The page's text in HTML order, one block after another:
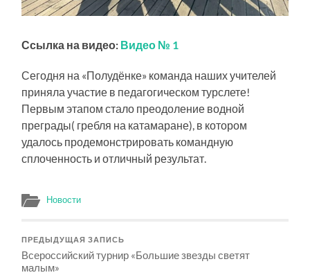
Ссылка на видео: Видео № 1
Сегодня на «Полудёнке» команда наших учителей
приняла участие в педагогическом турслете!
Первым этапом стало преодоление водной
преграды( гребля на катамаране), в котором
удалось продемонстрировать командную
сплоченность и отличный результат.
Новости
ПРЕДЫДУЩАЯ ЗАПИСЬ
Всероссийский турнир «Большие звезды светят
малым»